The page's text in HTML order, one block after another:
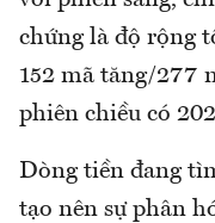
chứng là độ rộng
152 mã tăng/277
phiên chiều có
Dòng tiền đang
tạo nên sự phân